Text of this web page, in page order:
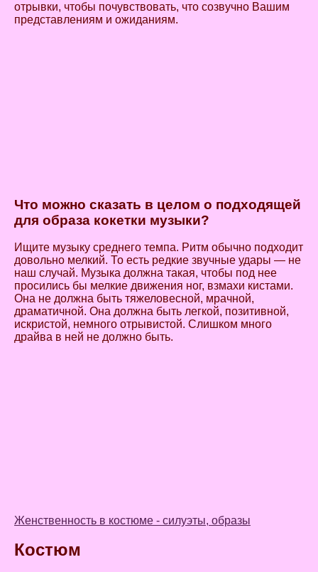
отрывки, чтобы почувствовать, что созвучно Вашим
представлениям и ожиданиям.
Что можно сказать в целом о подходящей
для образа кокетки музыки?
Ищите музыку среднего темпа. Ритм обычно подходит
довольно мелкий. То есть редкие звучные удары — не
наш случай. Музыка должна такая, чтобы под нее
просились бы мелкие движения ног, взмахи кистами.
Она не должна быть тяжеловесной, мрачной,
драматичной. Она должна быть легкой, позитивной,
искристой, немного отрывистой. Слишком много
драйва в ней не должно быть.
Женственность в костюме - силуэты, образы
Костюм